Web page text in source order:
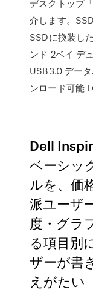
デスクトップ
介します。
SSDに換装し
ンド 2ベイ デ
USB3.0 デー
ンロード可能
Dell
ベーシッ
ルを、価
派ユーザ
度・グラ
る項目別
ザーが書
えがたい